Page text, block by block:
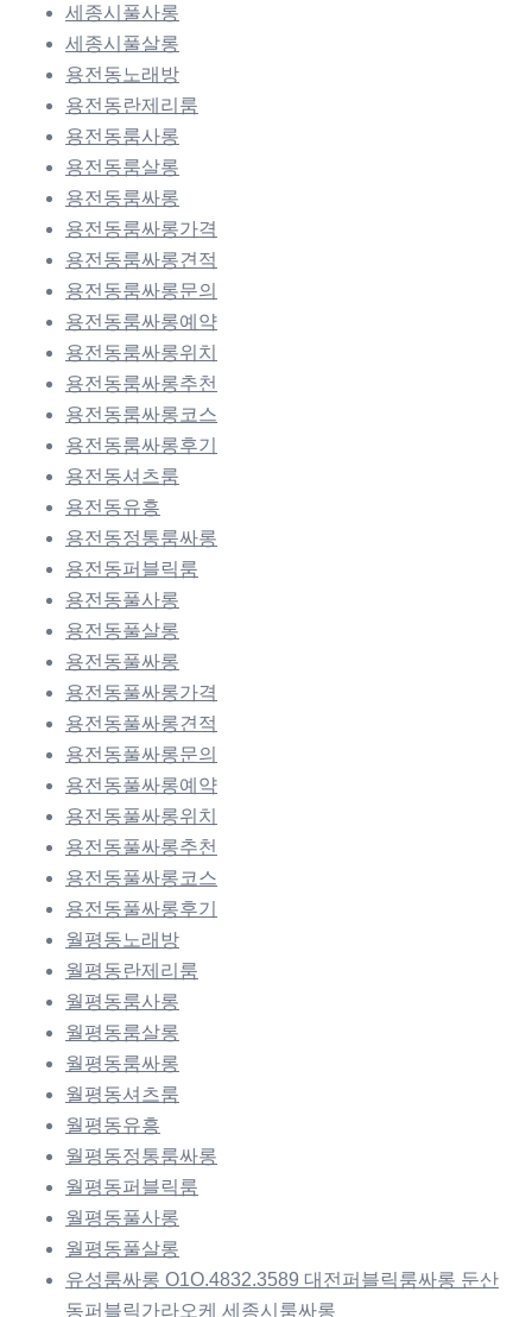
세종시풀사롱
세종시풀살롱
용전동노래방
용전동란제리룸
용전동룸사롱
용전동룸살롱
용전동룸싸롱
용전동룸싸롱가격
용전동룸싸롱견적
용전동룸싸롱문의
용전동룸싸롱예약
용전동룸싸롱위치
용전동룸싸롱추천
용전동룸싸롱코스
용전동룸싸롱후기
용전동셔츠룸
용전동유흥
용전동정통룸싸롱
용전동퍼블릭룸
용전동풀사롱
용전동풀살롱
용전동풀싸롱
용전동풀싸롱가격
용전동풀싸롱견적
용전동풀싸롱문의
용전동풀싸롱예약
용전동풀싸롱위치
용전동풀싸롱추천
용전동풀싸롱코스
용전동풀싸롱후기
월평동노래방
월평동란제리룸
월평동룸사롱
월평동룸살롱
월평동룸싸롱
월평동셔츠룸
월평동유흥
월평동정통룸싸롱
월평동퍼블릭룸
월평동풀사롱
월평동풀살롱
유성룸싸롱 O1O.4832.3589 대전퍼블릭룸싸롱 둔산
동퍼블릭가라오케 세종시룸싸롱